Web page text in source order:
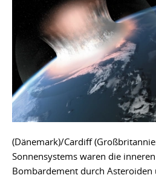
(Dänemark)/Cardiff
Sonnensystems waren die
Bombardement durch Asteroiden